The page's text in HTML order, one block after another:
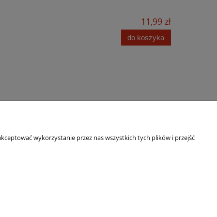
11,99 zł
do koszyka
wykorzystanie przez nas wszystkich tych plików i przejść